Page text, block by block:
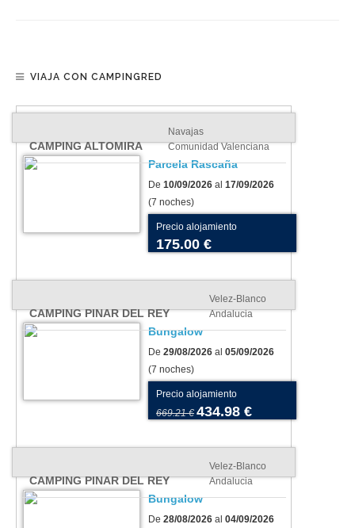
VIAJA CON CAMPINGRED
CAMPING ALTOMIRA
Navajas
Comunidad Valenciana
Parcela Rascaña
De 10/09/2026 al 17/09/2026
(7 noches)
Precio alojamiento
175.00 €
CAMPING PINAR DEL REY
Velez-Blanco
Andalucia
Bungalow
De 29/08/2026 al 05/09/2026
(7 noches)
Precio alojamiento
669.21 € 434.98 €
CAMPING PINAR DEL REY
Velez-Blanco
Andalucia
Bungalow
De 28/08/2026 al 04/09/2026